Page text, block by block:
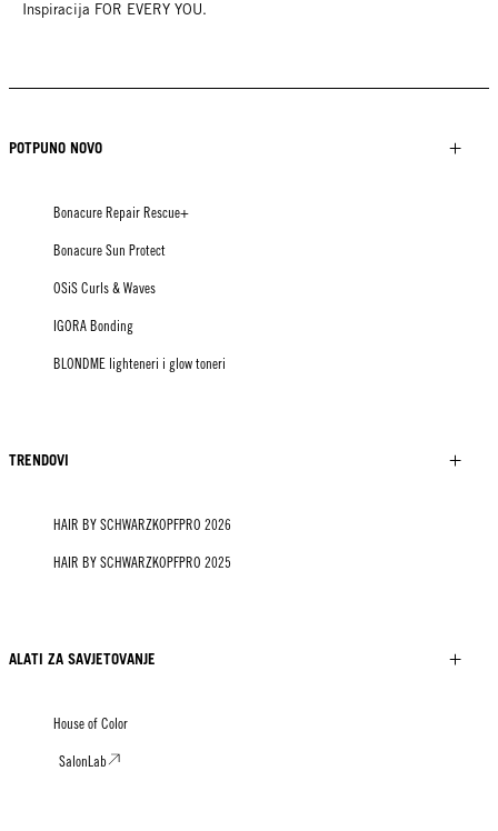
Inspiracija FOR EVERY YOU.
POTPUNO NOVO
Bonacure Repair Rescue+
Bonacure Sun Protect
OSiS Curls & Waves
IGORA Bonding
BLONDME lighteneri i glow toneri
TRENDOVI
HAIR BY SCHWARZKOPFPRO 2026
HAIR BY SCHWARZKOPFPRO 2025
ALATI ZA SAVJETOVANJE
House of Color
SalonLab